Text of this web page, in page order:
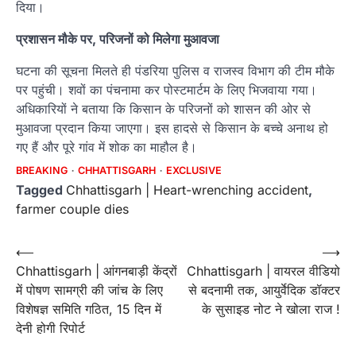
दिया।
प्रशासन मौके पर, परिजनों को मिलेगा मुआवजा
घटना की सूचना मिलते ही पंडरिया पुलिस व राजस्व विभाग की टीम मौके
पर पहुंची। शवों का पंचनामा कर पोस्टमार्टम के लिए भिजवाया गया।
अधिकारियों ने बताया कि किसान के परिजनों को शासन की ओर से
मुआवजा प्रदान किया जाएगा। इस हादसे से किसान के बच्चे अनाथ हो
गए हैं और पूरे गांव में शोक का माहौल है।
BREAKING CHHATTISGARH EXCLUSIVE
Tagged Chhattisgarh | Heart-wrenching accident,
farmer couple dies
Post
navigation
⟵
Chhattisgarh | आंगनबाड़ी केंद्रों
में पोषण सामग्री की जांच के लिए
विशेषज्ञ समिति गठित, 15 दिन में
देनी होगी रिपोर्ट
Chhattisgarh | वायरल वीडियो
से बदनामी तक, आयुर्वेदिक डॉक्टर
के सुसाइड नोट ने खोला राज !
⟶